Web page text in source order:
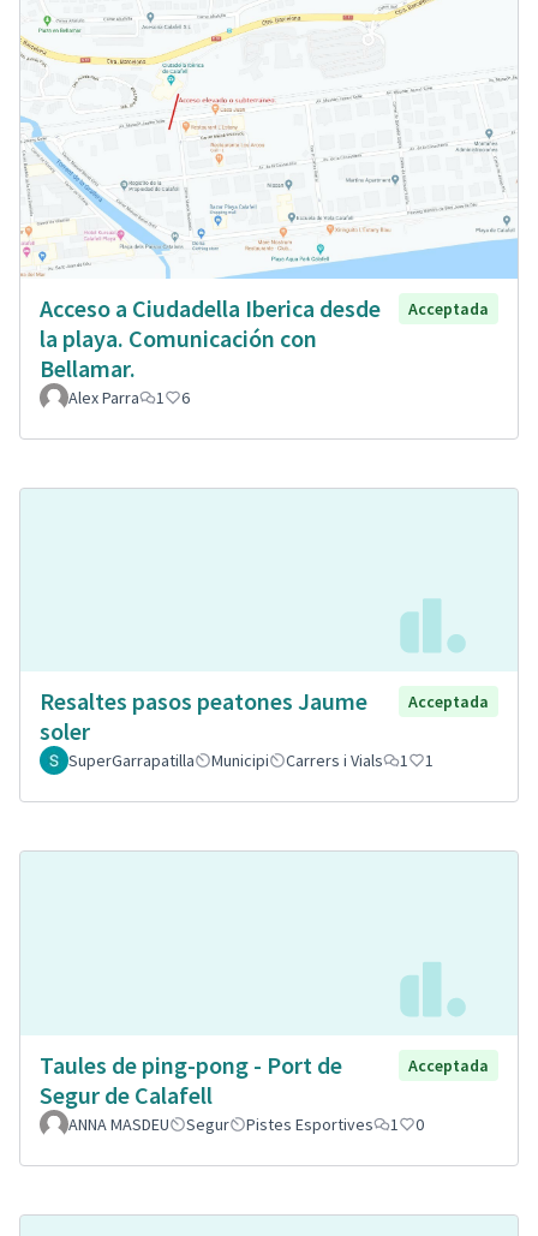
Acceso a Ciudadella Iberica desde
la playa. Comunicación con
Bellamar.
Acceptada
Alex Parra 1 6
Resaltes pasos peatones Jaume
soler
Acceptada
SuperGarrapatilla Municipi Carrers i Vials 1 1
Taules de ping-pong - Port de
Segur de Calafell
Acceptada
ANNA MASDEU Segur Pistes Esportives 1 0